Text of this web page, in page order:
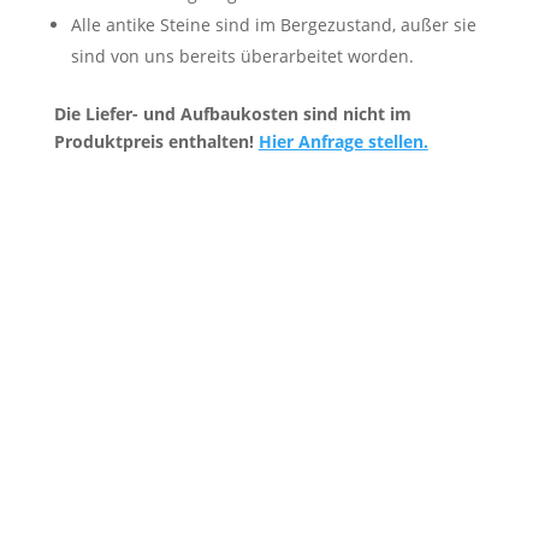
Alle antike Steine sind im Bergezustand, außer sie
sind von uns bereits überarbeitet worden.
Die Liefer- und Aufbaukosten sind nicht im
Produktpreis enthalten! Hier Anfrage stellen.